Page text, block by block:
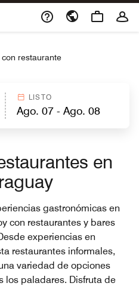
con restaurante
LISTO
en
gastronómicas en
con restaurantes y bares
experiencias en
restaurantes informales,
variedad de opciones
los paladares. Disfruta de